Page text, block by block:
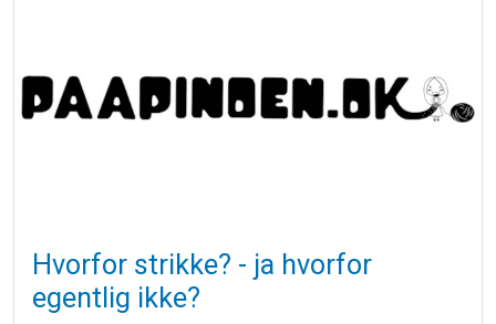
Hvorfor strikke? - ja hvorfor
egentlig ikke?